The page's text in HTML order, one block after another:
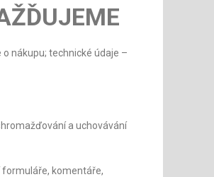
nákupu; technické údaje –
a uchovávání
formuláře, komentáře,